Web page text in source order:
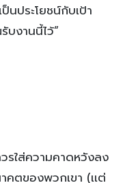
นประโยชน์กับเป้า
งานนี้ไว้”
รใส่ความคาดหวังลง
คตของพวกเขา (เเต่